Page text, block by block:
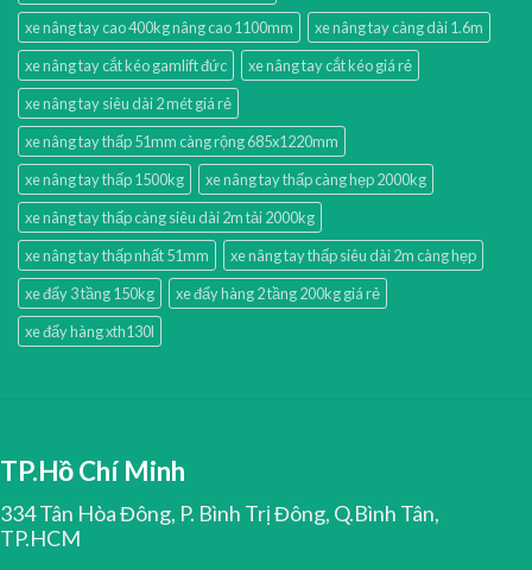
xe nâng tay cao 400kg nâng cao 1100mm
xe nâng tay càng dài 1.6m
xe nâng tay cắt kéo gamlift đức
xe nâng tay cắt kéo giá rẻ
xe nâng tay siêu dài 2 mét giá rẻ
xe nâng tay thấp 51mm càng rộng 685x1220mm
xe nâng tay thấp 1500kg
xe nâng tay thấp càng hẹp 2000kg
xe nâng tay thấp càng siêu dài 2m tải 2000kg
xe nâng tay thấp nhất 51mm
xe nâng tay thấp siêu dài 2m càng hẹp
xe đẩy 3 tầng 150kg
xe đẩy hàng 2 tầng 200kg giá rẻ
xe đẩy hàng xth130l
TP.Hồ Chí Minh
334 Tân Hòa Đông, P. Bình Trị Đông, Q.Bình Tân,
TP.HCM